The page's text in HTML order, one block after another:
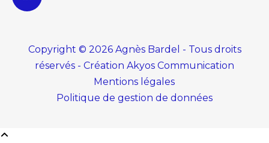
Copyright © 2026 Agnès Bardel - Tous droits
réservés - Création Akyos Communication
Mentions légales
Politique de gestion de données